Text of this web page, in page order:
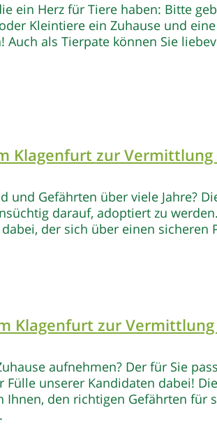
ein Herz für Tiere haben: Bitte
Kleintiere ein Zuhause und
Auch als Tierpate können Sie
Klagenfurt zur
und Gefährten über viele Jahre?
darauf, adoptiert zu
der sich über einen sicheren
Klagenfurt zur
aufnehmen? Der für Sie
unserer Kandidaten dabei! Die
Ihnen, den richtigen Gefährten für